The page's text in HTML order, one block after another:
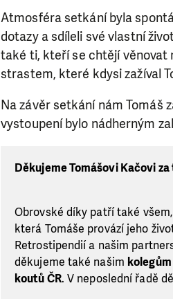
Atmosféra setkání byla
dotazy a sdíleli své vlastní
také ti, kteří se chtějí věnovat
strastem, které kdysi zažíval
Na závěr setkání nám Tomáš
vystoupení bylo nádherným
Děkujeme Tomášovi Kačovi
Obrovské díky patří také
která Tomáše provází jeho
Retrostipendií a našim
děkujeme také našim
koutů ČR. V neposlední řadě